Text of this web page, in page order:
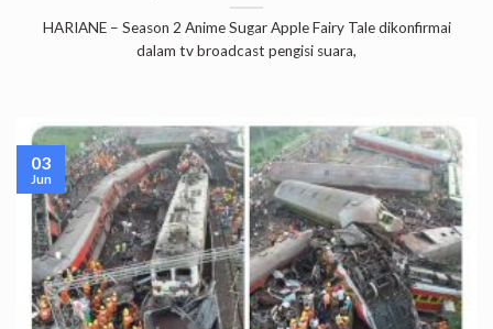
HARIANE – Season 2 Anime Sugar Apple Fairy Tale dikonfirmai
dalam tv broadcast pengisi suara,
03
Jun